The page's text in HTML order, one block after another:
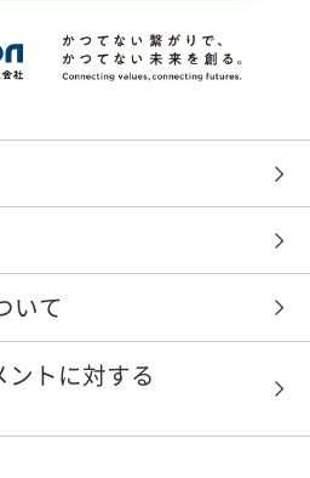
いて
トに対する